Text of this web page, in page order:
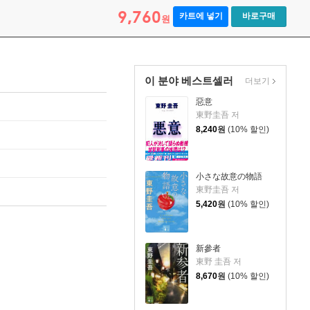
9,760원 카트에 넣기 바로구매
이 분야 베스트셀러
惡意
東野圭吾 저
8,240원 (10% 할인)
小さな故意の物語
東野圭吾 저
5,420원 (10% 할인)
新參者
東野 圭吾 저
8,670원 (10% 할인)
더보기